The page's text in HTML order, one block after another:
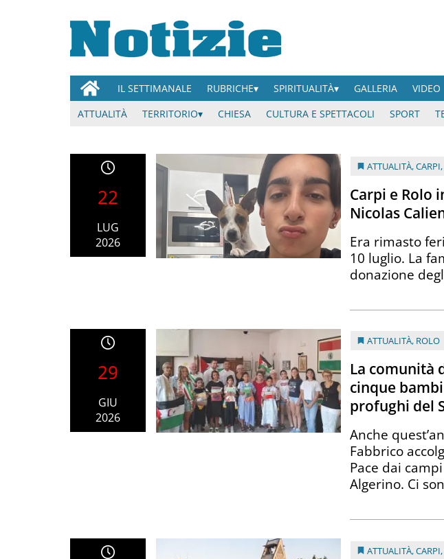
IL SETTIMANALE RUBRICHE SPIRITUALITÀ GALLERIA VIDEO
ATTUALITÀ
TERRITORIO CHIESA CULTURA E SPETTACOLI SPORT
22
LUG
2026
ATTUALITÀ,CARPI,
Carpi e Rolo
Nicolas
Era rimasto
10 luglio. La
donazione
29
GIU
2026
ATTUALITÀ, ROLO
La comunità
cinque
profughi del
Anche
Fabbrico
Pace dai
Algerino. Ci
ATTUALITÀ,CARPI